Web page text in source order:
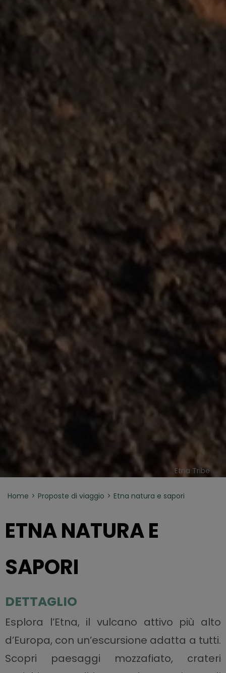
Etna Tribe
Home Proposte di viaggio Etna natura e sapori
ETNA NATURA E
SAPORI
DETTAGLIO
Esplora l’Etna, il vulcano attivo più alto
d’Europa, con un’escursione adatta a tutti.
Scopri paesaggi mozzafiato, crateri